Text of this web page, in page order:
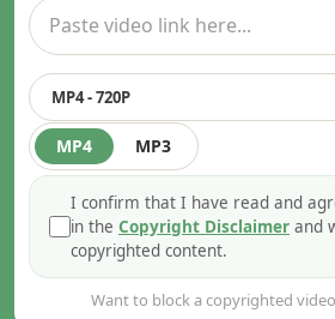
MP4 MP3
MP4 - 720P
I confirm that I have read and
in the Copyright Disclaimer and
copyrighted content.
Want to block a copyrighted